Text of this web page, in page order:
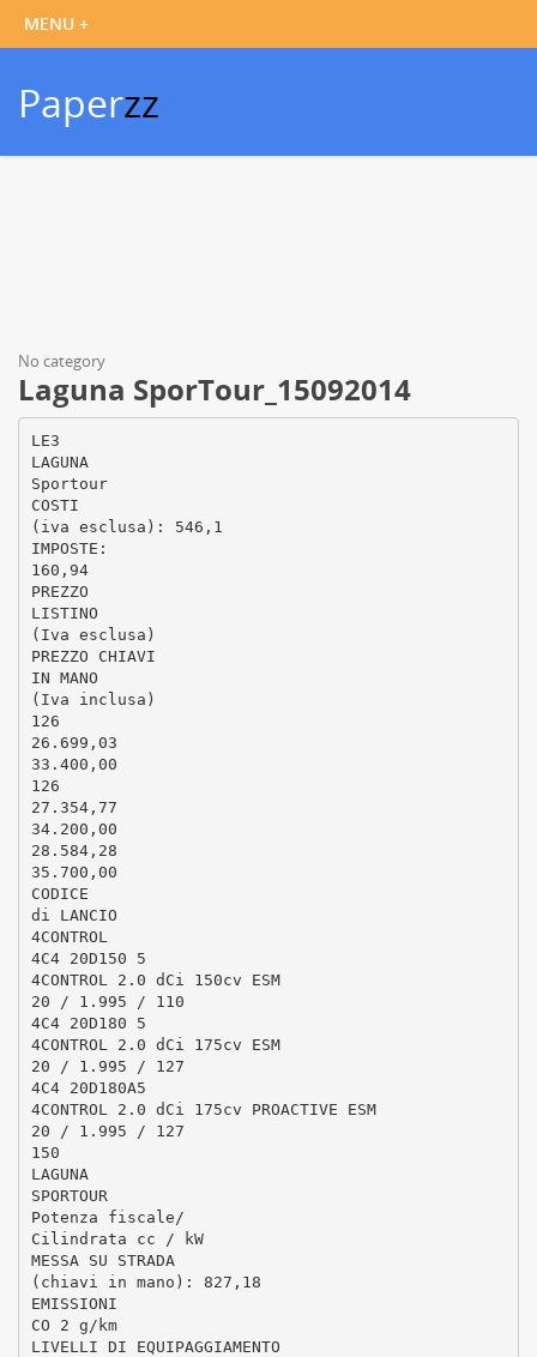
Paperzz
No category
Laguna SporTour_15092014
LE3
LAGUNA
Sportour
COSTI
(iva esclusa): 546,1
IMPOSTE:
160,94
PREZZO
LISTINO
(Iva esclusa)
PREZZO CHIAVI
IN MANO
(Iva inclusa)
126
26.699,03
33.400,00
126
27.354,77
34.200,00
28.584,28
35.700,00
CODICE
di LANCIO
4CONTROL
4C4 20D150 5
4CONTROL 2.0 dCi 150cv ESM
20 / 1.995 / 110
4C4 20D180 5
4CONTROL 2.0 dCi 175cv ESM
20 / 1.995 / 127
4C4 20D180A5
4CONTROL 2.0 dCi 175cv PROACTIVE ESM
20 / 1.995 / 127
150
LAGUNA
SPORTOUR
Potenza fiscale/
Cilindrata cc / kW
MESSA SU STRADA
(chiavi in mano): 827,18
EMISSIONI
CO 2 g/km
LIVELLI DI EQUIPAGGIAMENTO